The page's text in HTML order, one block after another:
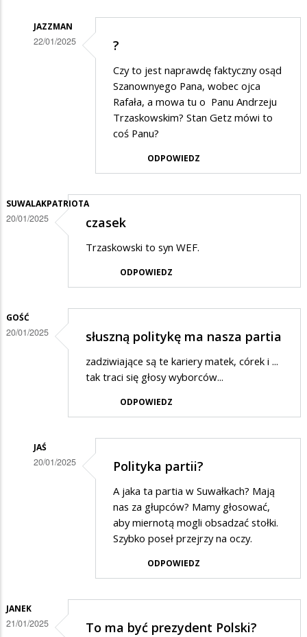
JAZZMAN
22/01/2025
-
syn
postkomuny
?
Czy to jest naprawdę faktyczny osąd
Szanownyego Pana, wobec ojca
Rafała, a mowa tu o Panu Andrzeju
Trzaskowskim? Stan Getz mówi to
coś Panu?
ODPOWIEDZ
SUWALAKPATRIOTA
20/01/2025 czasek
Trzaskowski to syn WEF.
ODPOWIEDZ
GOŚĆ
20/01/2025 słuszną politykę ma nasza partia
zadziwiające są te kariery matek, córek i ...
tak traci się głosy wyborców...
ODPOWIEDZ
JAŚ
20/01/2025
słuszną
politykę
Polityka partii?
A jaka ta partia w Suwałkach? Mają
nas za głupców? Mamy głosować,
aby miernotą mogli obsadzać stołki.
Szybko poseł przejrzy na oczy.
ODPOWIEDZ
JANEK
21/01/2025 To ma być prezydent Polski?